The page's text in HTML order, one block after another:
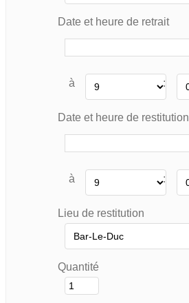
Date et heure de retrait
à :
Date et heure de restitution
à :
Lieu de restitution
Quantité